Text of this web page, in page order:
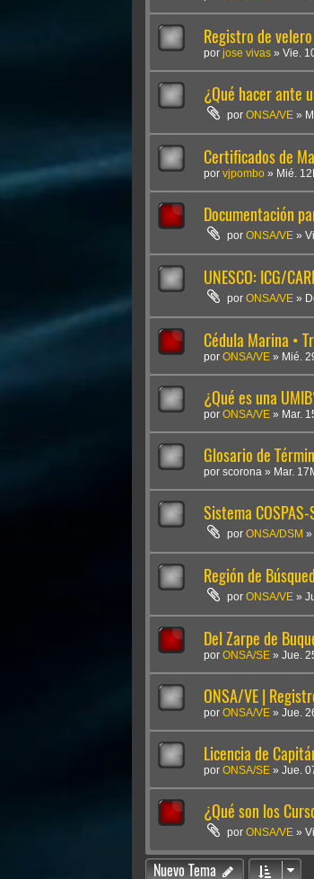
Registro de
por jose vivas » Vie.
¿Qué hacer ante
porONSA/VE »
Certificados de
por vjpombo » Mié.
Documentación
porONSA/VE »
UNESCO: ICG/
porONSA/VE »
Cédula Marina •
por ONSA/VE » Mié.
¿Qué es una
por ONSA/VE » Mar.
Glosario de
por scorona » Mar.
Sistema COSPAS-
porONSA/DSM »
Región de
porONSA/VE »
Del Zarpe de
por ONSA/SE » Jue.
ONSA/VE |
por ONSA/VE » Jue.
Licencia de
por ONSA/SE » Jue.
¿Qué son los
porONSA/VE »
Nuevo Tema